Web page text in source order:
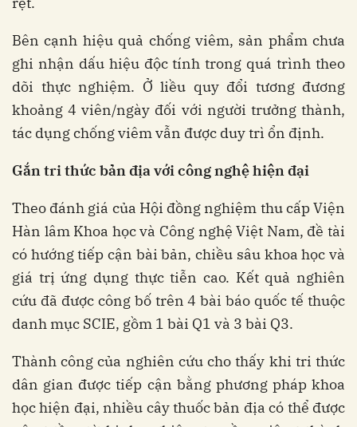
Bên cạnh hiệu quả chống viêm, sản phẩm chưa
ghi nhận dấu hiệu độc tính trong quá trình theo
dõi thực nghiệm. Ở liều quy đổi tương đương
khoảng 4 viên/ngày đối với người trưởng thành,
tác dụng chống viêm vẫn được duy trì ổn định.
Gắn tri thức bản địa với công nghệ hiện đại
Theo đánh giá của Hội đồng nghiệm thu cấp Viện
Hàn lâm Khoa học và Công nghệ Việt Nam, đề tài
có hướng tiếp cận bài bản, chiều sâu khoa học và
giá trị ứng dụng thực tiễn cao. Kết quả nghiên
cứu đã được công bố trên 4 bài báo quốc tế thuộc
danh mục SCIE, gồm 1 bài Q1 và 3 bài Q3.
Thành công của nghiên cứu cho thấy khi tri thức
dân gian được tiếp cận bằng phương pháp khoa
học hiện đại, nhiều cây thuốc bản địa có thể được